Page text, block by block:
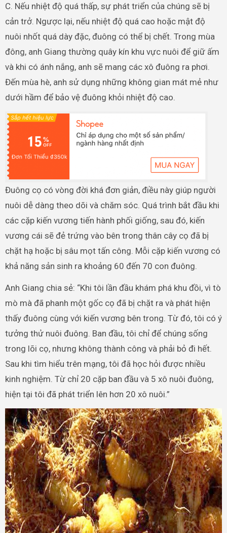
C. Nếu nhiệt độ quá thấp, sự phát triển của chúng sẽ bị
cản trở. Ngược lại, nếu nhiệt độ quá cao hoặc mật độ
nuôi nhốt quá dày đặc, đuông có thể bị chết. Trong mùa
đông, anh Giang thường quây kín khu vực nuôi để giữ ấm
và khi có ánh nắng, anh sẽ mang các xô đuông ra phơi.
Đến mùa hè, anh sử dụng những không gian mát mẻ như
dưới hầm để bảo vệ đuông khỏi nhiệt độ cao.
Đuông cọ có vòng đời khá đơn giản, điều này giúp người
nuôi dễ dàng theo dõi và chăm sóc. Quá trình bắt đầu khi
các cặp kiến vương tiến hành phối giống, sau đó, kiến
vương cái sẽ đẻ trứng vào bên trong thân cây cọ đã bị
chặt hạ hoặc bị sâu mọt tấn công. Mỗi cặp kiến vương có
khả năng sản sinh ra khoảng 60 đến 70 con đuông.
Anh Giang chia sẻ: “Khi tôi lần đầu khám phá khu đồi, vì tò
mò mà đã phanh một gốc cọ đã bị chặt ra và phát hiện
thấy đuông cùng với kiến vương bên trong. Từ đó, tôi có ý
tưởng thử nuôi đuông. Ban đầu, tôi chỉ để chúng sống
trong lõi cọ, nhưng không thành công và phải bỏ đi hết.
Sau khi tìm hiểu trên mạng, tôi đã học hỏi được nhiều
kinh nghiệm. Từ chỉ 20 cặp ban đầu và 5 xô nuôi đuông,
hiện tại tôi đã phát triển lên hơn 20 xô nuôi.”